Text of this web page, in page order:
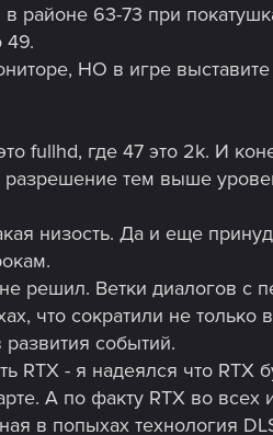
районе 63-73 при
49.
НО в игре
fullhd, где 47 это 2k. И
тем выше
низость. Да и еще
решил. Ветки диалогов с
что сократили не
событий.
RTX - я надеялся что RTX
А по факту RTX во
в попыхах технология